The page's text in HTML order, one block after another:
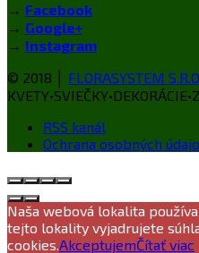
→ Facebook
→ Google+
→ Instagram
© 2018 │ FLORASYSTEM
RSS kanál
Ochrana osobných
Naša webová lokalita
tejto lokality vyjadrujete
cookies.AkceptujemČítať viac